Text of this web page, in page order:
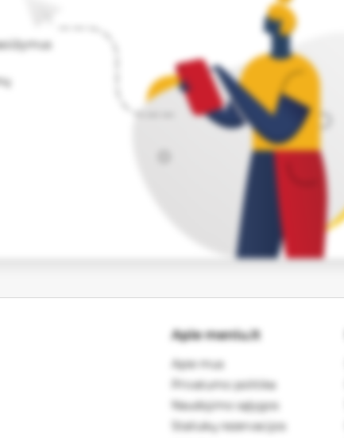
Apie meniu.lt
Apie mus
Privatumo politika
Naudojimo sąlygos
Staliukų rezervacijos